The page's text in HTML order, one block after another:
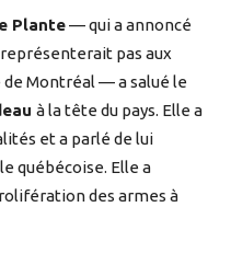
Plante— qui a annoncé
pas aux
Montréal — a salué le
à la tête du pays. Elle a
et a parlé de lui
québécoise. Elle a
des armes à